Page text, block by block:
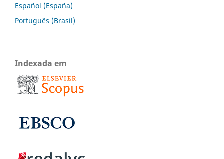
Español (España)
Português (Brasil)
Indexada em